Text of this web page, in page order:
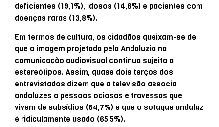
deficientes (19,1%), idosos (14,6%) e pacientes com
doenças raras (13,8%).
Em termos de cultura, os cidadãos queixam-se de
que a imagem projetada pela Andaluzia na
comunicação audiovisual continua sujeita a
estereótipos. Assim, quase dois terços dos
entrevistados dizem que a televisão associa
andaluzes a pessoas ociosas e travessas que
vivem de subsídios (64,7%) e que o sotaque andaluz
é ridiculamente usado (65,5%).